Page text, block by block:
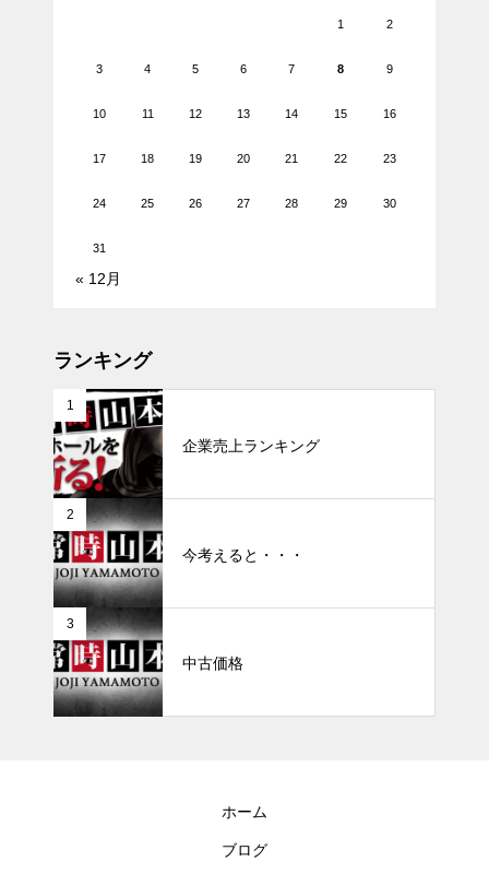
1 2
3 4 5 6 7 8 9
10 11 12 13 14 15 16
17 18 19 20 21 22 23
24 25 26 27 28 29 30
31
« 12月
ランキング
1
企業売上ランキング
2
今考えると・・・
3
中古価格
ホーム
ブログ